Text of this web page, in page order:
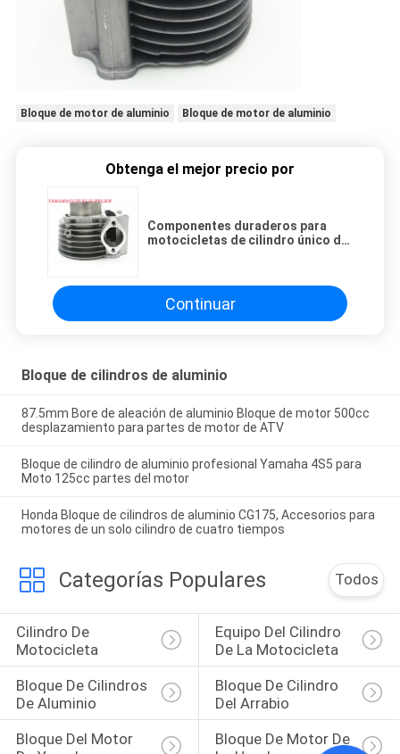
Bloque de motor de aluminio Bloque de motor de aluminio
Obtenga el mejor precio por
Componentes duraderos para
motocicletas de cilindro único de
Continuar
Bloque de cilindros de aluminio
87.5mm Bore de aleación de aluminio Bloque de motor 500cc
desplazamiento para partes de motor de ATV
Bloque de cilindro de aluminio profesional Yamaha 4S5 para
Moto 125cc partes del motor
Honda Bloque de cilindros de aluminio CG175, Accesorios para
motores de un solo cilindro de cuatro tiempos
Categorías Populares Todos
Cilindro De
Motocicleta
Equipo Del Cilindro
De La Motocicleta
Bloque De Cilindros
De Aluminio
Bloque De Cilindro
Del Arrabio
Bloque Del Motor
Bloque De Motor De